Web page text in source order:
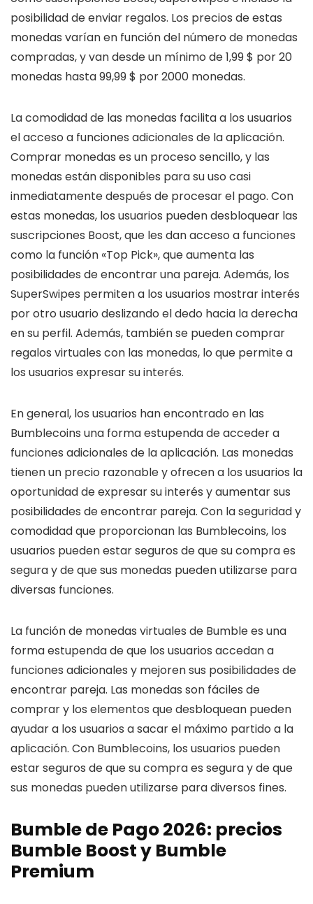
posibilidad de enviar regalos. Los precios de estas
monedas varían en función del número de monedas
compradas, y van desde un mínimo de 1,99 $ por 20
monedas hasta 99,99 $ por 2000 monedas.
La comodidad de las monedas facilita a los usuarios
el acceso a funciones adicionales de la aplicación.
Comprar monedas es un proceso sencillo, y las
monedas están disponibles para su uso casi
inmediatamente después de procesar el pago. Con
estas monedas, los usuarios pueden desbloquear las
suscripciones Boost, que les dan acceso a funciones
como la función «Top Pick», que aumenta las
posibilidades de encontrar una pareja. Además, los
SuperSwipes permiten a los usuarios mostrar interés
por otro usuario deslizando el dedo hacia la derecha
en su perfil. Además, también se pueden comprar
regalos virtuales con las monedas, lo que permite a
los usuarios expresar su interés.
En general, los usuarios han encontrado en las
Bumblecoins una forma estupenda de acceder a
funciones adicionales de la aplicación. Las monedas
tienen un precio razonable y ofrecen a los usuarios la
oportunidad de expresar su interés y aumentar sus
posibilidades de encontrar pareja. Con la seguridad y
comodidad que proporcionan las Bumblecoins, los
usuarios pueden estar seguros de que su compra es
segura y de que sus monedas pueden utilizarse para
diversas funciones.
La función de monedas virtuales de Bumble es una
forma estupenda de que los usuarios accedan a
funciones adicionales y mejoren sus posibilidades de
encontrar pareja. Las monedas son fáciles de
comprar y los elementos que desbloquean pueden
ayudar a los usuarios a sacar el máximo partido a la
aplicación. Con Bumblecoins, los usuarios pueden
estar seguros de que su compra es segura y de que
sus monedas pueden utilizarse para diversos fines.
Bumble de Pago 2026: precios
Bumble Boost y Bumble
Premium